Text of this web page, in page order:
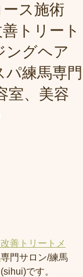
ス施術
トリート
ングヘア
練馬専門
室、美容
善トリートメ
専門サロン/練馬
です。